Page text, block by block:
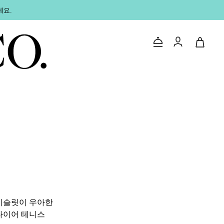
요.
문의하기로그인
릿이 우아한
어 테니스